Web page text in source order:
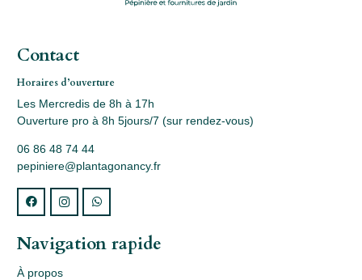
Contact
Horaires d’ouverture
Les Mercredis de 8h à 17h
Ouverture pro à 8h 5jours/7 (sur rendez-vous)
06 86 48 74 44
pepiniere@plantagonancy.fr
Navigation rapide
À propos